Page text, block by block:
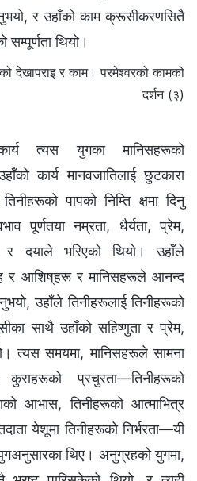
र उहाँको काम क्रूसीकरणसितै
सम्पूर्णता थियो।
देखापराइ र काम। परमेश्‍वरको कामको
दर्शन (३)
त्यस युगका मानिसहरूको
कार्य मानवजातिलाई छुटकारा
पापको निम्ति क्षमा दिनु
पूर्णतया नम्रता, धैर्यता, प्रेम,
र दयाले भरिएको थियो। उहाँले
र आशिष्‌हरू र मानिसहरूले आनन्द
उहाँले तिनीहरूलाई तिनीहरूको
साथै उहाँको सहिष्णुता र प्रेम,
त्यस समयमा, मानिसहरूले सामना
प्रचुरता—तिनीहरूको
आभास, तिनीहरूको आत्माभित्र
येशूमा तिनीहरूको निर्भरता—यी
थिए। अनुग्रहको युगमा,